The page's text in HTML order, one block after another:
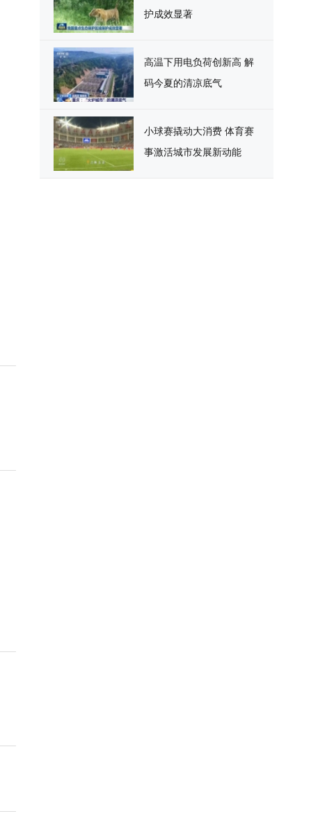
护成效显著
高温下用电负荷创新高 解
码今夏的清凉底气
小球赛撬动大消费 体育赛
事激活城市发展新动能